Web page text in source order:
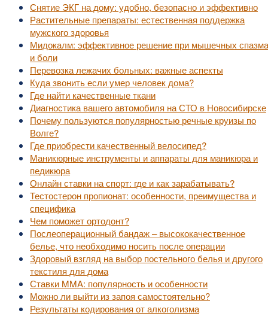
Снятие ЭКГ на дому: удобно, безопасно и эффективно
Растительные препараты: естественная поддержка
мужского здоровья
Мидокалм: эффективное решение при мышечных
и боли
Перевозка лежачих больных: важные аспекты
Куда звонить если умер человек дома?
Где найти качественные ткани
Диагностика вашего автомобиля на СТО в Новосибирске
Почему пользуются популярностью речные круизы по
Волге?
Где приобрести качественный велосипед?
Маникюрные инструменты и аппараты для маникюра и
педикюра
Онлайн ставки на спорт: где и как зарабатывать?
Тестостерон пропионат: особенности, преимущества и
специфика
Чем поможет ортодонт?
Послеоперационный бандаж – высококачественное
белье, что необходимо носить после операции
Здоровый взгляд на выбор постельного белья и другого
текстиля для дома
Ставки MMA: популярность и особенности
Можно ли выйти из запоя самостоятельно?
Результаты кодирования от алкоголизма